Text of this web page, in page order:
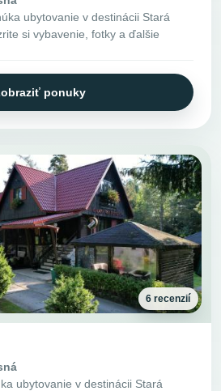
ubytovanie v destinácii Stará
si vybavenie, fotky a ďalšie
ponuky
6 recenzií
ubytovanie v destinácii Stará